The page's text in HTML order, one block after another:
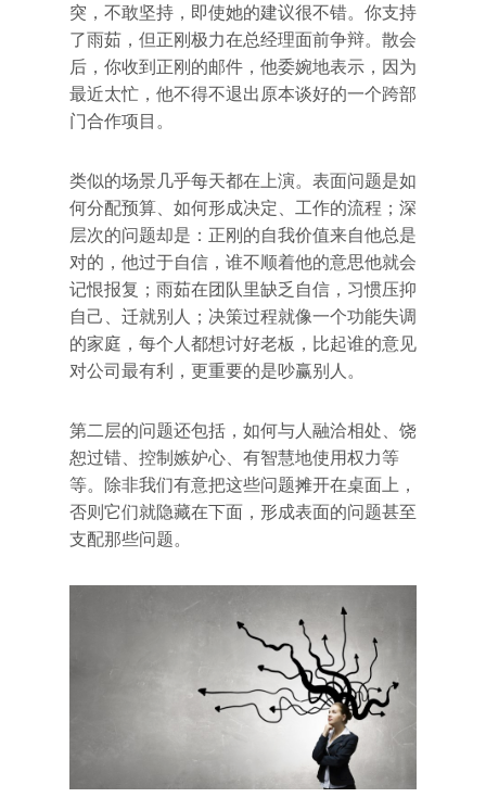
突，不敢坚持，即使她的建议很不错。你支持
了雨茹，但正刚极力在总经理面前争辩。散会
后，你收到正刚的邮件，他委婉地表示，因为
最近太忙，他不得不退出原本谈好的一个跨部
门合作项目。
类似的场景几乎每天都在上演。表面问题是如
何分配预算、如何形成决定、工作的流程；深
层次的问题却是：正刚的自我价值来自他总是
对的，他过于自信，谁不顺着他的意思他就会
记恨报复；雨茹在团队里缺乏自信，习惯压抑
自己、迁就别人；决策过程就像一个功能失调
的家庭，每个人都想讨好老板，比起谁的意见
对公司最有利，更重要的是吵赢别人。
第二层的问题还包括，如何与人融洽相处、饶
恕过错、控制嫉妒心、有智慧地使用权力等
等。除非我们有意把这些问题摊开在桌面上，
否则它们就隐藏在下面，形成表面的问题甚至
支配那些问题。